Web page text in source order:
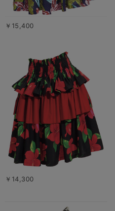
￥15,400
￥14,300